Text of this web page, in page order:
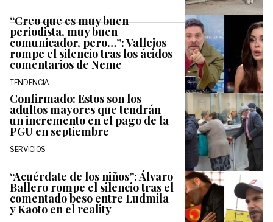
“Creo que es muy buen
periodista, muy buen
comunicador, pero…”: Vallejos
rompe el silencio tras los ácidos
comentarios de Neme
TENDENCIA
Confirmado: Estos son los
adultos mayores que tendrán
un incremento en el pago de la
PGU en septiembre
SERVICIOS
“Acuérdate de los niños”: Álvaro
Ballero rompe el silencio tras el
comentado beso entre Ludmila
y Kaoto en el reality